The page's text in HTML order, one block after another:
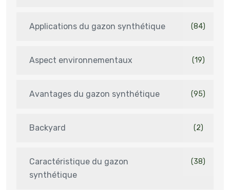
Applications du gazon synthétique (84)
Aspect environnementaux (19)
Avantages du gazon synthétique (95)
Backyard (2)
Caractéristique du gazon
synthétique
(38)